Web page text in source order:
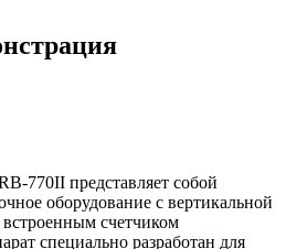
770II представляет собой
оборудование с вертикальной
счетчиком
специально разработан для